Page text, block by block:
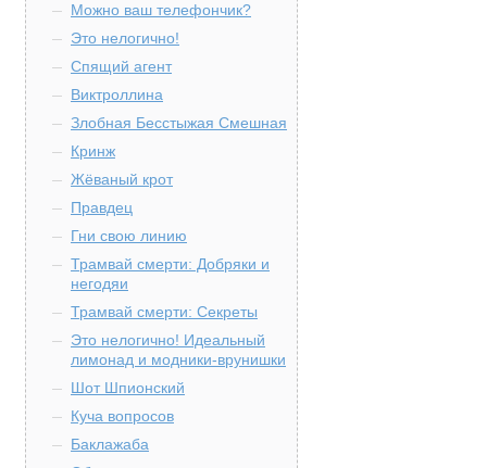
Можно ваш телефончик?
Это нелогично!
Спящий агент
Виктроллина
Злобная Бесстыжая Смешная
Кринж
Жёваный крот
Правдец
Гни свою линию
Трамвай смерти: Добряки и
негодяи
Трамвай смерти: Секреты
Это нелогично! Идеальный
лимонад и модники-врунишки
Шот Шпионский
Куча вопросов
Баклажаба